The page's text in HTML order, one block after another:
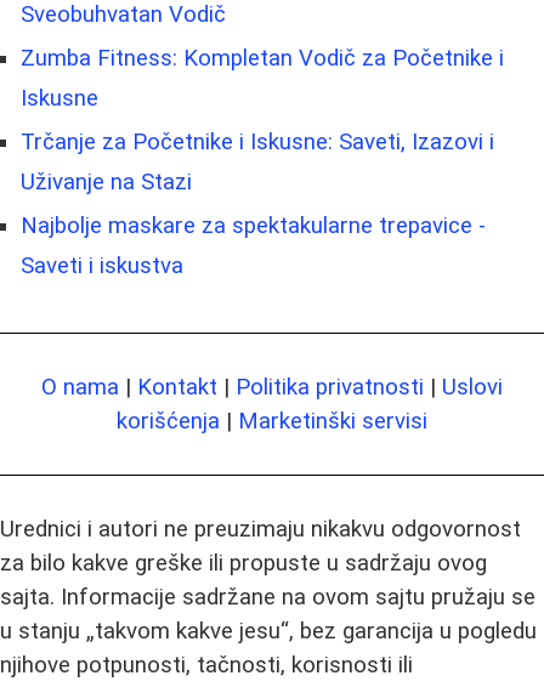
Sveobuhvatan Vodič
Zumba Fitness: Kompletan Vodič za Početnike i
Iskusne
Trčanje za Početnike i Iskusne: Saveti, Izazovi i
Uživanje na Stazi
Najbolje maskare za spektakularne trepavice -
Saveti i iskustva
O nama | Kontakt | Politika privatnosti | Uslovi
korišćenja | Marketinški servisi
Urednici i autori ne preuzimaju nikakvu odgovornost
za bilo kakve greške ili propuste u sadržaju ovog
sajta. Informacije sadržane na ovom sajtu pružaju se
u stanju „takvom kakve jesu“, bez garancija u pogledu
njihove potpunosti, tačnosti, korisnosti ili